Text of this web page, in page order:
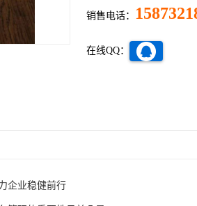
销售电话：
在线QQ：
企业稳健前行